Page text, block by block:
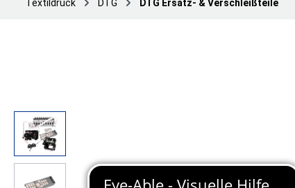
Textildruck DTG DTG Ersatz- & Verschleißteile